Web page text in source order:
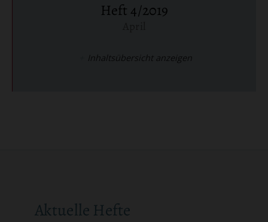
Heft 4/2019
Inhaltsübersicht anzeigen
Aktuelle Hefte